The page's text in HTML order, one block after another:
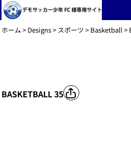
ホーム > Designs> スポーツ > Basketball >
BASKETBALL 35